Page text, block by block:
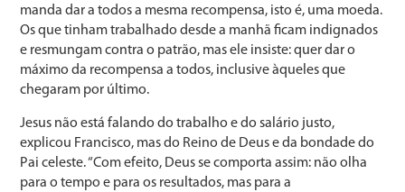
manda dar a todos a mesma recompensa, isto é, uma moeda.
Os que tinham trabalhado desde a manhã ficam indignados
e resmungam contra o patrão, mas ele insiste: quer dar o
máximo da recompensa a todos, inclusive àqueles que
chegaram por último.
Jesus não está falando do trabalho e do salário justo,
explicou Francisco, mas do Reino de Deus e da bondade do
Pai celeste. “Com efeito, Deus se comporta assim: não olha
para o tempo e para os resultados, mas para a